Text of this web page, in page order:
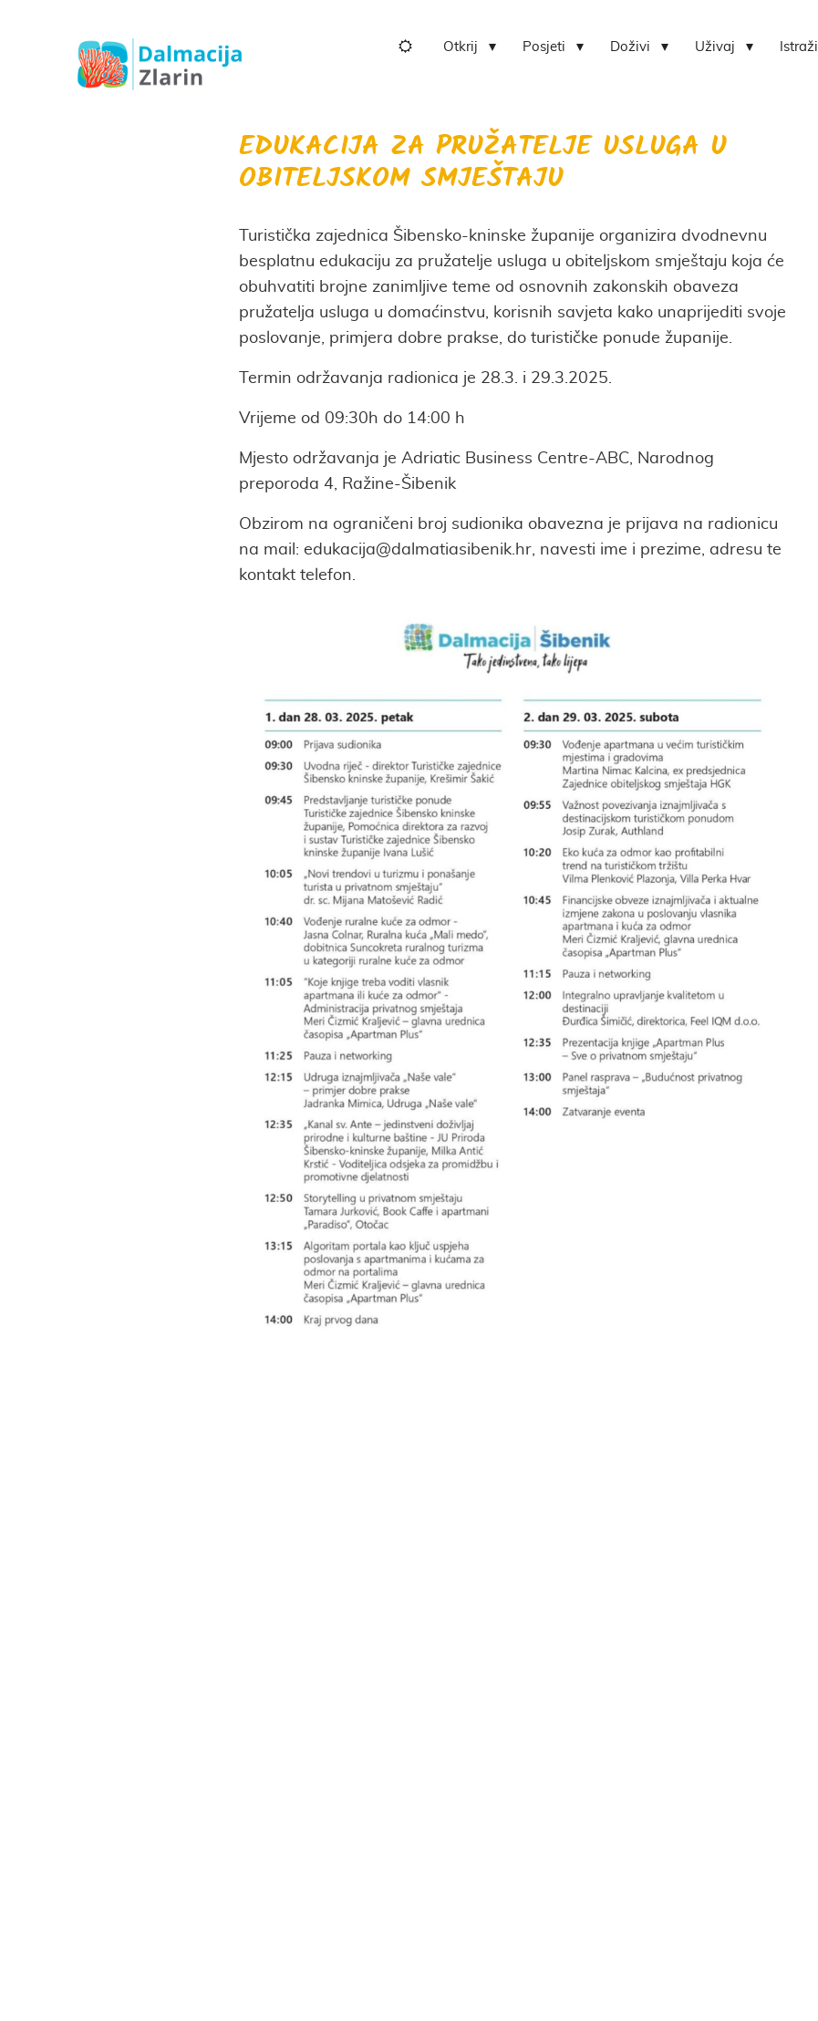
Otkrij Posjeti Doživi Uživaj Istraži
EDUKACIJA ZA PRUŽATELJE USLUGA U
OBITELJSKOM SMJEŠTAJU
Turistička zajednica Šibensko-kninske županije organizira dvodnevnu
besplatnu edukaciju za pružatelje usluga u obiteljskom smještaju koja će
obuhvatiti brojne zanimljive teme od osnovnih zakonskih obaveza
pružatelja usluga u domaćinstvu, korisnih savjeta kako unaprijediti svoje
poslovanje, primjera dobre prakse, do turističke ponude županije.
Termin održavanja radionica je 28.3. i 29.3.2025.
Vrijeme od 09:30h do 14:00 h
Mjesto održavanja je Adriatic Business Centre-ABC, Narodnog
preporoda 4, Ražine-Šibenik
Obzirom na ograničeni broj sudionika obavezna je prijava na radionicu
na mail: edukacija@dalmatiasibenik.hr, navesti ime i prezime, adresu te
kontakt telefon.